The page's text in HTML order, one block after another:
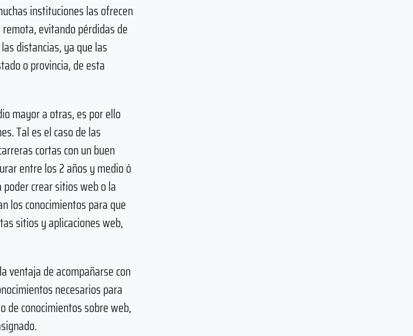
instituciones las ofrecen
evitando pérdidas de
distancias, ya que las
o provincia, de esta
mayor a otras, es por ello
Tal es el caso de las
cortas con un buen
entre los 2 años y medio ó
crear sitios web o la
los conocimientos para que
sitios y aplicaciones web,
ventaja de acompañarse con
necesarios para
de conocimientos sobre web,